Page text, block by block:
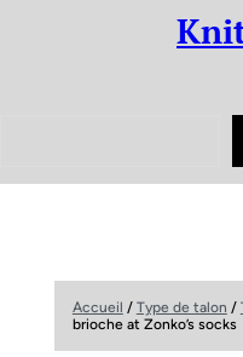
h
Accueil / Type de talon /
brioche at Zonko’s socks